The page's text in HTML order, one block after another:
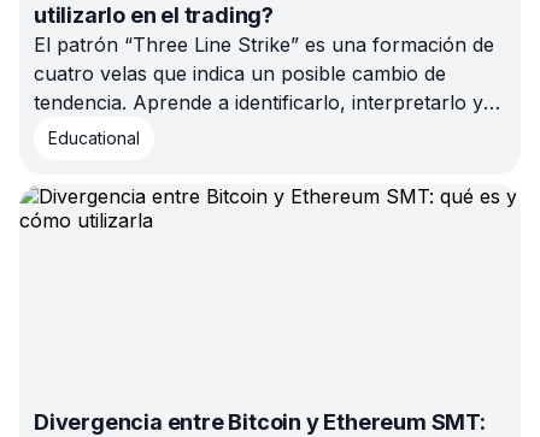
utilizarlo en el trading?
El patrón “Three Line Strike” es una formación de
cuatro velas que indica un posible cambio de
tendencia. Aprende a identificarlo, interpretarlo y
aplicarlo en tu estrategia de trading para entradas y
Educational
Divergencia entre Bitcoin y Ethereum SMT: